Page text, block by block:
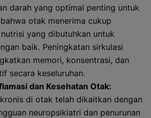
darah yang optimal penting untuk
otak menerima cukup
yang dibutuhkan untuk
baik. Peningkatan sirkulasi
memori, konsentrasi, dan
secara keseluruhan.
dan Kesehatan Otak:
di otak telah dikaitkan dengan
neuropsikiatri dan penurunan